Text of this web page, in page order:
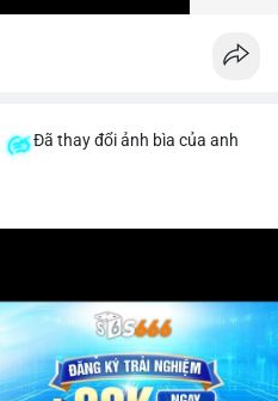
Đã thay đổi ảnh bìa của anh